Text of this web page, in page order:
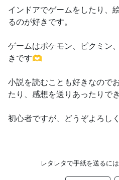
インドアでゲームをしたり、
るのが好きです。
ゲームはポケモン、ピクミン
きです🫶
小説を読むことも好きなので
たり、感想を送りあったりで
初心者ですが、どうぞよろし
レタレタで手紙を送るに